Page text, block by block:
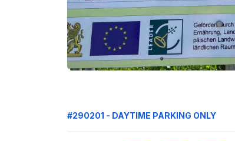
#290201 - DAYTIME PARKING ONLY